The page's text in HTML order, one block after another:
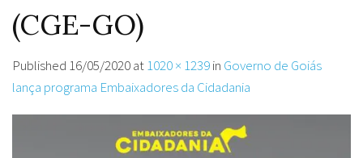
(CGE-GO)
Published 16/05/2020at1020 × 1239in Governo de Goiás
lança programa Embaixadores da Cidadania